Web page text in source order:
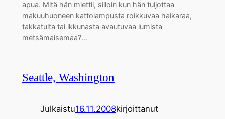
apua. Mitä hän miettii, silloin kun hän tuijottaa
makuuhuoneen kattolampusta roikkuvaa haikaraa,
takkatulta tai ikkunasta avautuvaa lumista
metsämaisemaa?…
Seattle, Washington
Julkaistu16.11.2008kirjoittanut